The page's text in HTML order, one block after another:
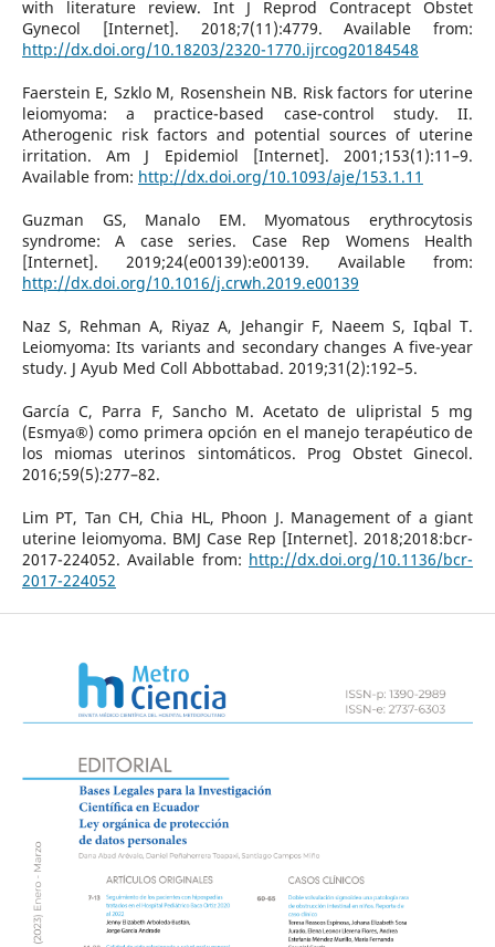
with literature review. Int J Reprod Contracept Obstet
Gynecol [Internet]. 2018;7(11):4779. Available from:
http://dx.doi.org/10.18203/2320-1770.ijrcog20184548
Faerstein E, Szklo M, Rosenshein NB. Risk factors for uterine
leiomyoma: a practice-based case-control study. II.
Atherogenic risk factors and potential sources of uterine
irritation. Am J Epidemiol [Internet]. 2001;153(1):11–9.
Available from: http://dx.doi.org/10.1093/aje/153.1.11
Guzman GS, Manalo EM. Myomatous erythrocytosis
syndrome: A case series. Case Rep Womens Health
[Internet]. 2019;24(e00139):e00139. Available from:
http://dx.doi.org/10.1016/j.crwh.2019.e00139
Naz S, Rehman A, Riyaz A, Jehangir F, Naeem S, Iqbal T.
Leiomyoma: Its variants and secondary changes A five-year
study. J Ayub Med Coll Abbottabad. 2019;31(2):192–5.
García C, Parra F, Sancho M. Acetato de ulipristal 5 mg
(Esmya®) como primera opción en el manejo terapéutico de
los miomas uterinos sintomáticos. Prog Obstet Ginecol.
2016;59(5):277–82.
Lim PT, Tan CH, Chia HL, Phoon J. Management of a giant
uterine leiomyoma. BMJ Case Rep [Internet]. 2018;2018:bcr-
2017-224052. Available from: http://dx.doi.org/10.1136/bcr-
2017-224052